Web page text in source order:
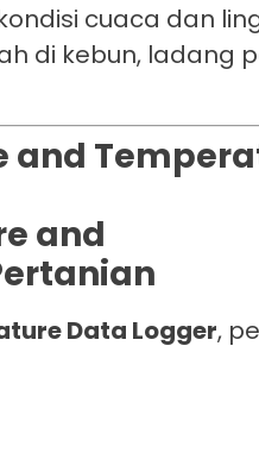
cuaca dan
di kebun, ladang
Data Logger,